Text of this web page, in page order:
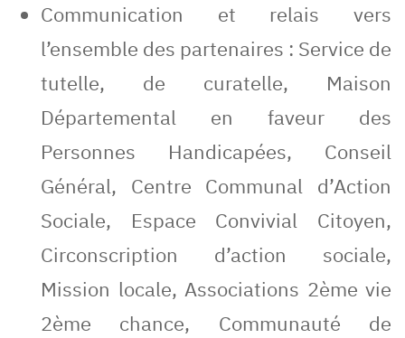
Communication et relais vers
l’ensemble des partenaires : Service de
tutelle, de curatelle, Maison
Départemental en faveur des
Personnes Handicapées, Conseil
Général, Centre Communal d’Action
Sociale, Espace Convivial Citoyen,
Circonscription d’action sociale,
Mission locale, Associations 2ème vie
2ème chance, Communauté de